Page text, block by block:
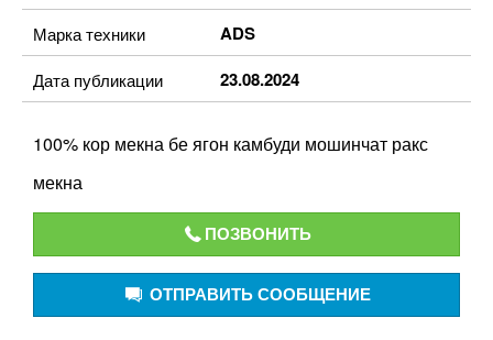
Марка техники ADS
Дата публикации 23.08.2024
100% кор мекна бе ягон камбуди мошинчат ракс
мекна
ПОЗВОНИТЬ
ОТПРАВИТЬ СООБЩЕНИЕ